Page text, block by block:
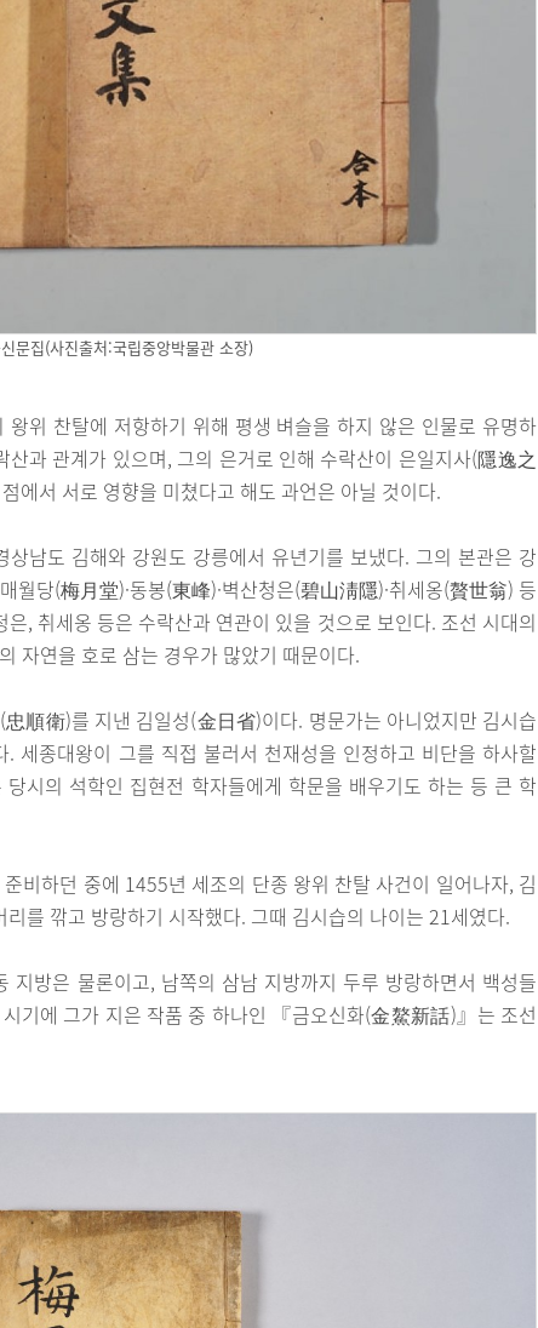
문집(사진출처:국립중앙박물관 소장)
위 찬탈에 저항하기 위해 평생 벼슬을 하지 않은 인물로 유명하
과 관계가 있으며, 그의 은거로 인해 수락산이 은일지사(隱逸之
에서 서로 영향을 미쳤다고 해도 과언은 아닐 것이다.
남도 김해와 강원도 강릉에서 유년기를 보냈다. 그의 본관은 강
월당(梅月堂)·동봉(東峰)·벽산청은(碧山淸隱)·취세옹(贅世翁) 등
, 취세옹 등은 수락산과 연관이 있을 것으로 보인다. 조선 시대의
자연을 호로 삼는 경우가 많았기 때문이다.
順衛)를 지낸 김일성(金日省)이다. 명문가는 아니었지만 김시습
세종대왕이 그를 직접 불러서 천재성을 인정하고 비단을 하사할
시의 석학인 집현전 학자들에게 학문을 배우기도 하는 등 큰 학
비하던 중에 1455년 세조의 단종 왕위 찬탈 사건이 일어나자, 김
를 깎고 방랑하기 시작했다. 그때 김시습의 나이는 21세였다.
지방은 물론이고, 남쪽의 삼남 지방까지 두루 방랑하면서 백성들
기에 그가 지은 작품 중 하나인 『금오신화(金鰲新話)』는 조선